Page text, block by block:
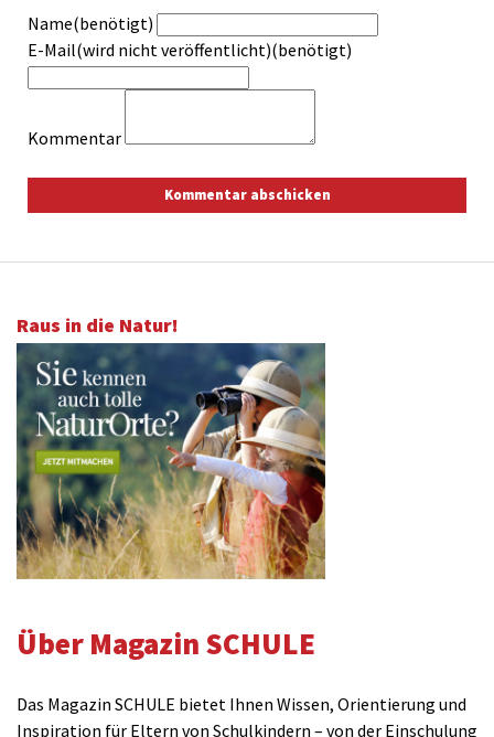
Name(benötigt)
E-Mail(wird nicht veröffentlicht)(benötigt)
Kommentar
Raus in die Natur!
Über Magazin SCHULE
Das Magazin SCHULE bietet Ihnen Wissen, Orientierung und
Inspiration für Eltern von Schulkindern – von der Einschulung